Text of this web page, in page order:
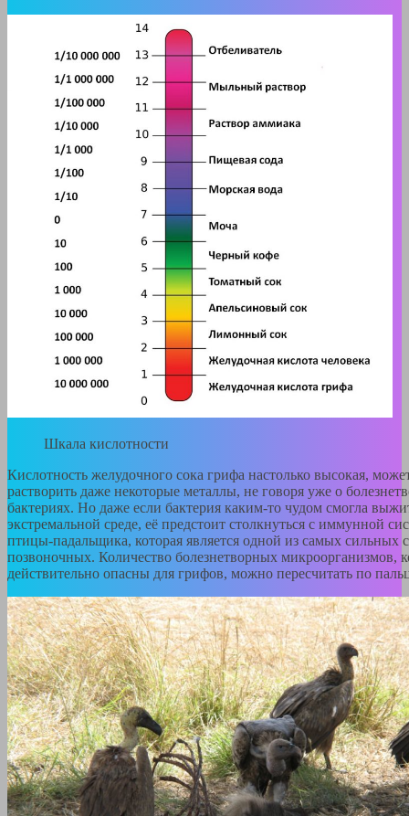
Шкала кислотности
Кислотность желудочного сока грифа настолько высокая,
растворить даже некоторые металлы, не говоря уже о
бактериях. Но даже если бактерия каким-то чудом смогла
экстремальной среде, её предстоит столкнуться с иммунной
птицы-падальщика, которая является одной из самых сильных
позвоночных. Количество болезнетворных микроорганизмов,
действительно опасны для грифов, можно пересчитать по